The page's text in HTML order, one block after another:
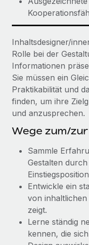
Inhaltsdesigner/
Rolle bei der
Informationen
Sie müssen ein
Praktikabilität und
finden, um ihre
und anzusprechen.
Wege zum/
Sammle
Gestalten
Entwickle ein
von inhaltlichen
zeigt.
Lerne ständig
kennen, die